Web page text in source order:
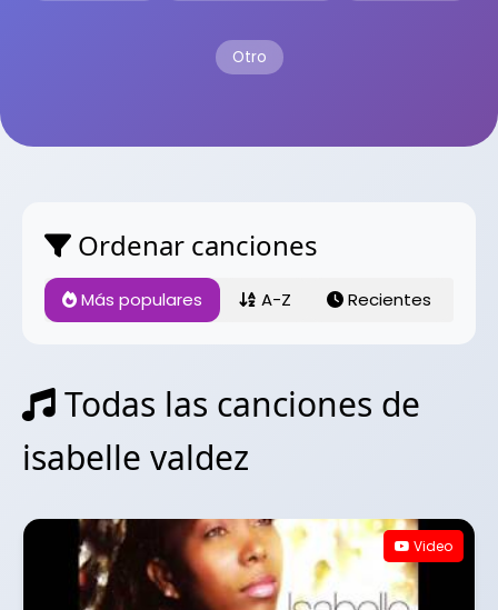
Otro
Ordenar canciones
Más populares A-Z Recientes
Todas las canciones de
isabelle valdez
Video